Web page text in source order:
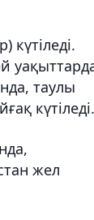
таулы
күтіледі.
жел